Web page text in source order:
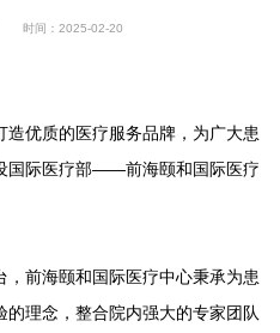
时间：2025-02-20
优质的医疗服务品牌，为广大患
国际医疗部——前海颐和国际医疗
前海颐和国际医疗中心秉承为患
理念，整合院内强大的专家团队